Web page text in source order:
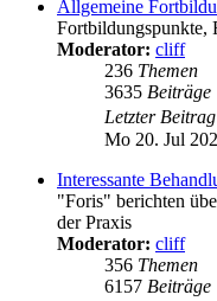
Allgemeine
Fortbildungspunkte,
Moderator: cliff
236 Themen
3635 Beiträge
Letzter Beitrag
Mo 20. Jul
Interessante
"Foris" berichten
der Praxis
Moderator: cliff
356 Themen
6157 Beiträge